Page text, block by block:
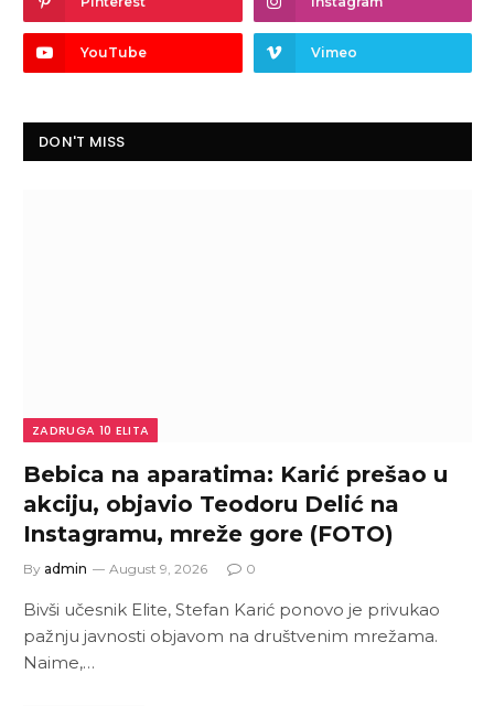
YouTube Vimeo
DON'T MISS
ZADRUGA 10 ELITA
Bebica na aparatima: Karić prešao u
akciju, objavio Teodoru Delić na
Instagramu, mreže gore (FOTO)
By admin August 9, 2026 0
Bivši učesnik Elite, Stefan Karić ponovo je privukao
pažnju javnosti objavom na društvenim mrežama.
Naime,…